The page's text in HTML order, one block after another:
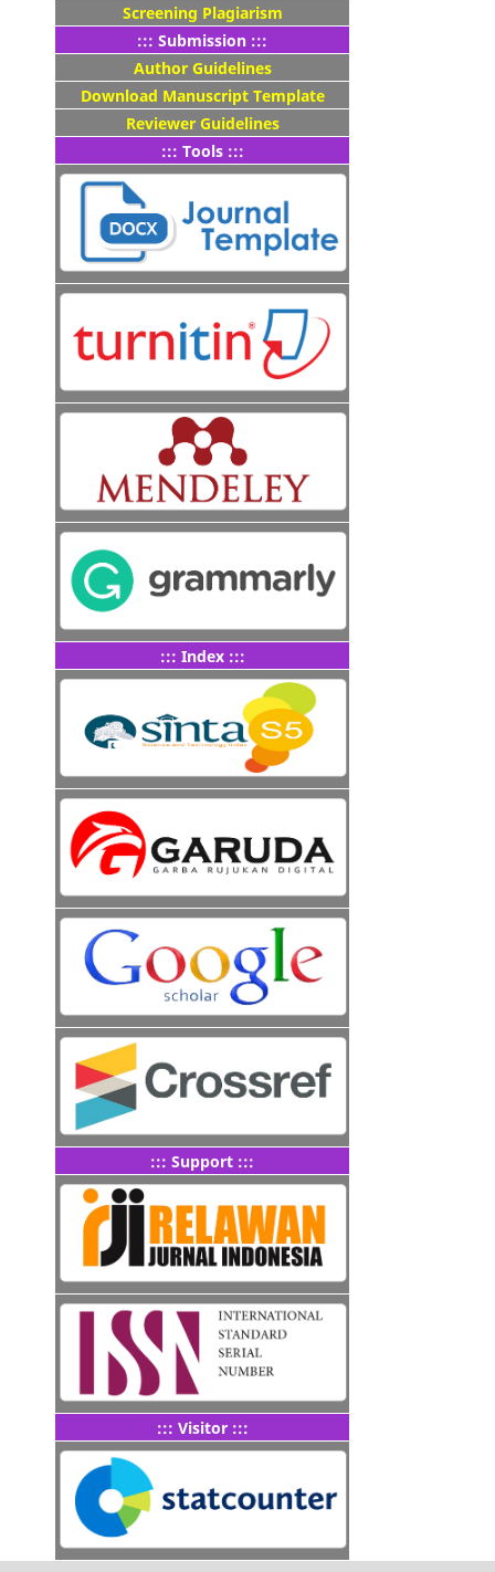
Screening Plagiarism
::: Submission :::
Author Guidelines
Download Manuscript Template
Reviewer Guidelines
::: Tools :::
::: Index :::
::: Support :::
::: Visitor :::